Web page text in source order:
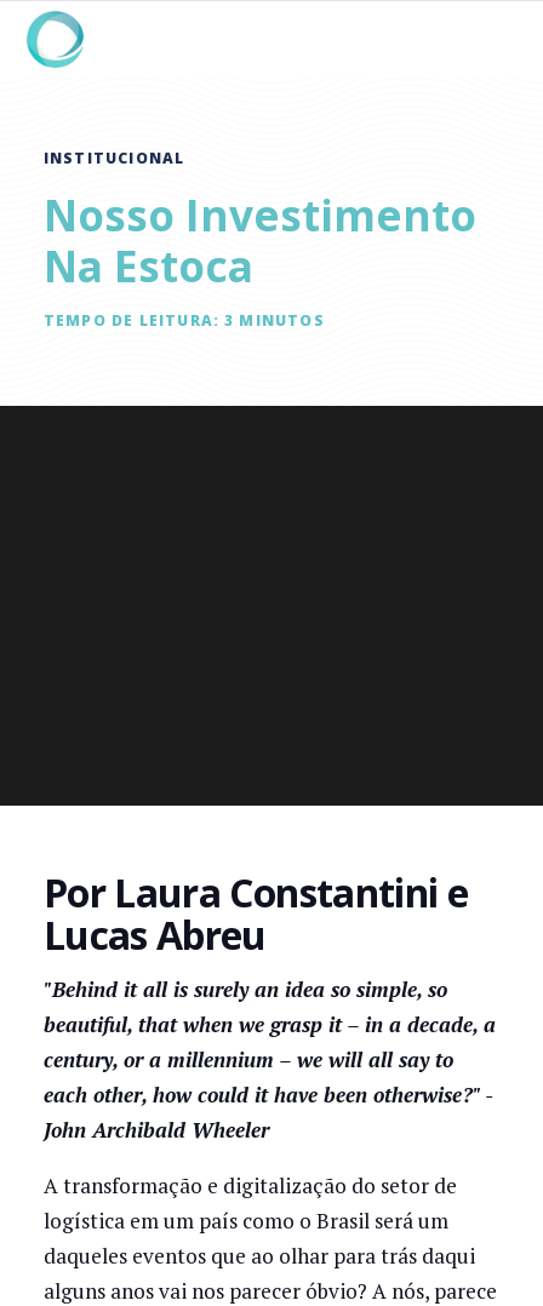
INSTITUCIONAL
Nosso Investimento
Na Estoca
TEMPO DE LEITURA: 3 MINUTOS
Por Laura Constantini e
Lucas Abreu
"Behind it all is surely an idea so simple, so
beautiful, that when we grasp it – in a decade, a
century, or a millennium – we will all say to
each other, how could it have been otherwise?" -
John Archibald Wheeler
A transformação e digitalização do setor de
logística em um país como o Brasil será um
daqueles eventos que ao olhar para trás daqui
alguns anos vai nos parecer óbvio? A nós, parece